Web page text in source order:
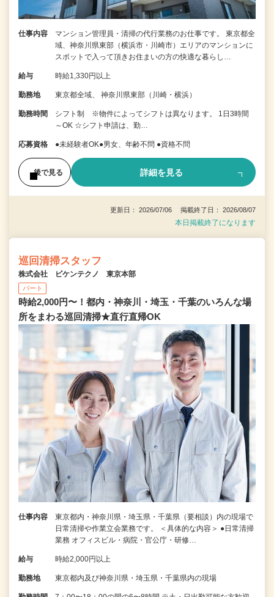
仕事内容
マンション管理員・清掃の代行業務のお仕事です。 東京都全
域、神奈川県東部（横浜市・川崎市）エリアのマンションに
スポットで入って頂きお住まいの方の快適な暮らし…
給与 時給1,330円以上
勤務地 東京都全域、 神奈川県東部（川崎・横浜）
勤務時間
シフト制 ※物件によってシフトは異なります。 1日3時間
～OK ☆シフト申請は、勤…
応募資格 ●未経験者OK●男女、年齢不問 ●資格不問
後で見る 詳細を見る
更新日： 2026/07/06 掲載終了日： 2026/08/07
本日掲載終了になります
巡回清掃スタッフ
株式会社 ビケンテクノ 東京本部
パート
時給2,000円〜！都内・神奈川・埼玉・千葉のいろんな場
所をまわる巡回清掃★直行直帰OK
仕事内容
東京都内・神奈川県・埼玉県・千葉県（要相談）内の現場で
日常清掃や作業立会業務です。 ＜具体的な内容＞ ●日常清掃
業務 オフィスビル・病院・官公庁・研修…
給与 時給2,000円以上
勤務地 東京都内及び神奈川県・埼玉県・千葉県内の現場